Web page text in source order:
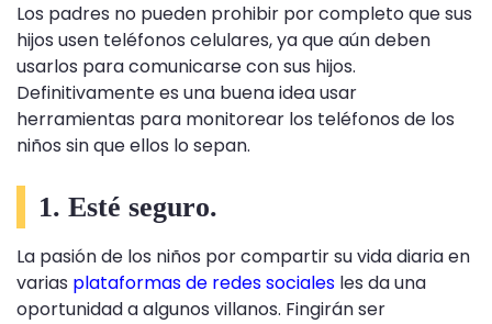
Los padres no pueden prohibir por completo que sus
hijos usen teléfonos celulares, ya que aún deben
usarlos para comunicarse con sus hijos.
Definitivamente es una buena idea usar
herramientas para monitorear los teléfonos de los
niños sin que ellos lo sepan.
1. Esté seguro.
La pasión de los niños por compartir su vida diaria en
varias plataformas de redes sociales les da una
oportunidad a algunos villanos. Fingirán ser